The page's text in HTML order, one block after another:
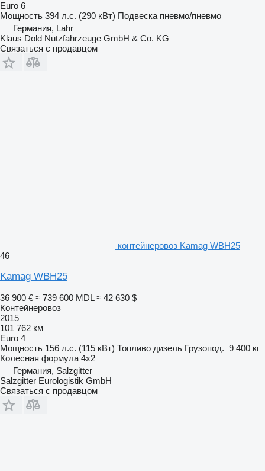
Euro 6
Мощность 394 л.с. (290 кВт) Подвеска пневмо/пневмо
Германия, Lahr
Klaus Dold Nutzfahrzeuge GmbH & Co. KG
Связаться с продавцом
контейнеровоз Kamag WBH25
46
Kamag WBH25
36 900 € ≈ 739 600 MDL ≈ 42 630 $
Контейнеровоз
2015
101 762 км
Euro 4
Мощность 156 л.с. (115 кВт) Топливо дизель Грузопод. 9 400 кг
Колесная формула 4x2
Германия, Salzgitter
Salzgitter Eurologistik GmbH
Связаться с продавцом